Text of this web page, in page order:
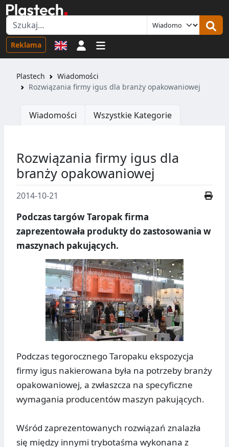
Reklama Logowanie
Plastech
Wiadomości
Rozwiązania firmy igus dla branży opakowaniowej
Wiadomości Wszystkie Kategorie
Rozwiązania firmy igus dla
branży opakowaniowej
2014-10-21
Podczas targów Taropak firma
zaprezentowała produkty do zastosowania w
maszynach pakujących.
Podczas tegorocznego Taropaku ekspozycja
firmy igus nakierowana była na potrzeby branży
opakowaniowej, a zwłaszcza na specyficzne
wymagania producentów maszyn pakujących.
Wśród zaprezentowanych rozwiązań znalazła
się między innymi trybotaśma wykonana z